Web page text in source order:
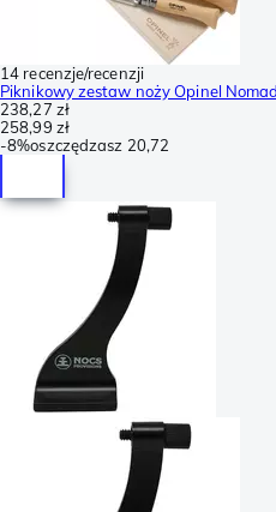
14 recenzje/recenzji
Piknikowy zestaw noży Opinel
238,27 zł
258,99 zł
-8%oszczędzasz 20,72